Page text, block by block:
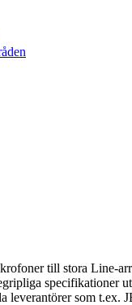
till stora Line-
specifikationer
leverantörer som